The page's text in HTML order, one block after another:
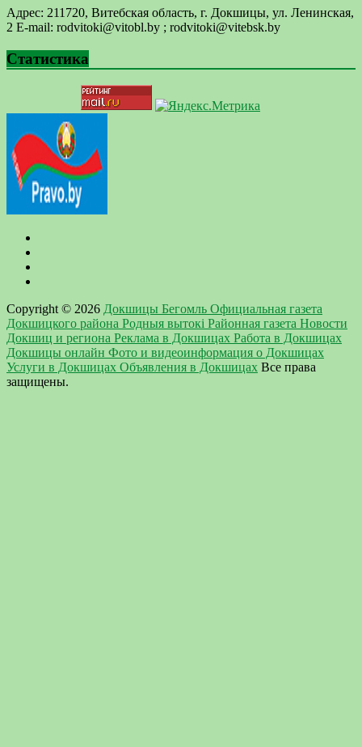
Адрес: 211720, Витебская область, г. Докшицы, ул. Ленинская,
2 E-mail: ​rodvitoki@​​vitobl​.by ; rodvitoki@vitebsk.by
Статистика
Copyright © 2026 Докшицы Бегомль Официальная газета
Докшицкого района Родныя вытокi Районная газета Новости
Докшиц и региона Реклама в Докшицах Работа в Докшицах
Докшицы онлайн Фото и видеоинформация о Докшицах
Услуги в Докшицах Объявления в Докшицах Все права
защищены.